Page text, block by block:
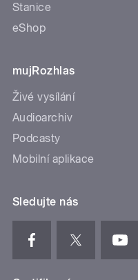
Stanice
eShop
mujRozhlas
Živé vysílání
Audioarchiv
Podcasty
Mobilní aplikace
Sledujte nás